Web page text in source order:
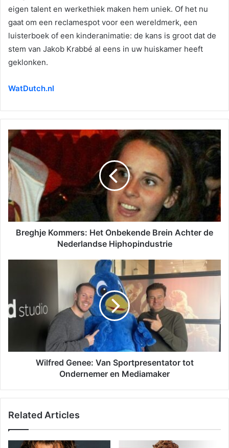
eigen talent en werkethiek maken hem uniek. Of het nu
gaat om een reclamespot voor een wereldmerk, een
luisterboek of een kinderanimatie: de kans is groot dat de
stem van Jakob Krabbé al eens in uw huiskamer heeft
geklonken.
WatDutch.nl
Breghje Kommers: Het Onbekende Brein Achter de
Nederlandse Hiphopindustrie
Wilfred Genee: Van Sportpresentator tot
Ondernemer en Mediamaker
Related Articles